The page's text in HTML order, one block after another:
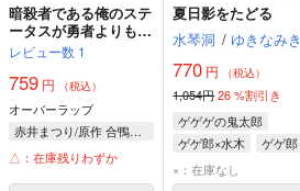
暗殺者である俺のステ
ータスが勇者よりも明
らかに強いのだが 7
レビュー数 1
759 円 （税込）
オーバーラップ
赤井まつり/原作 合鴨ひろゆき/漫画 東西/キャラクター原案
△：在庫残りわずか
夏日影をたどる
水琴洞 / ゆきなみき
770 円 （税込）
1,054円26 %割引き
ゲゲゲの鬼太郎
ゲゲ郎×水木
ゲゲ郎
水木
×：在庫なし